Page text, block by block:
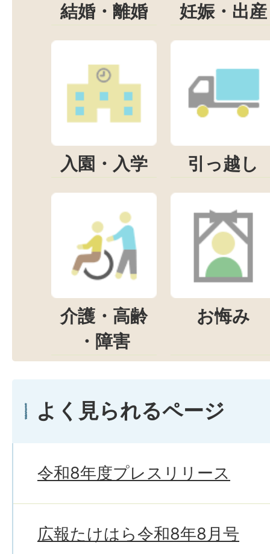
結婚・離婚 妊娠・出産
入園・入学 引っ越し
介護・高齢
・障害
お悔み
よく見られるページ
令和8年度プレスリリース
広報たけはら令和8年8月号